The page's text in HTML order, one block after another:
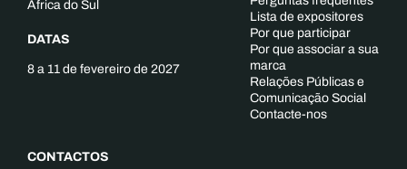
África do Sul
DATAS
8 a 11 de fevereiro de 2027
CONTACTOS
Lista de expositores
Por que participar
Por que associar a sua
marca
Relações Públicas e
Comunicação Social
Contacte-nos